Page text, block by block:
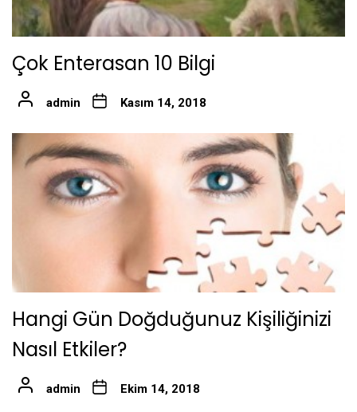
Çok Enterasan 10 Bilgi
admin Kasım 14, 2018
Hangi Gün Doğduğunuz Kişiliğinizi
Nasıl Etkiler?
admin Ekim 14, 2018